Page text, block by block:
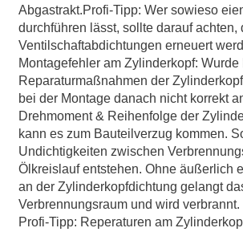
Abgastrakt.Profi-Tipp: Wer sowieso
durchführen lässt, sollte darauf achten,
Ventilschaftabdichtungen erneuert
Montagefehler am Zylinderkopf: Wurde
Reparaturmaßnahmen der
bei der Montage danach nicht korrekt
Drehmoment & Reihenfolge der
kann es zum Bauteilverzug kommen.
Undichtigkeiten zwischen
Ölkreislauf entstehen. Ohne äußerlich
an der Zylinderkopfdichtung gelangt
Verbrennungsraum und wird verbrannt.
Profi-Tipp: Reperaturen am